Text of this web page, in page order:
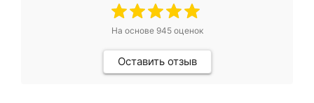
На основе 945оценок
Оставить отзыв